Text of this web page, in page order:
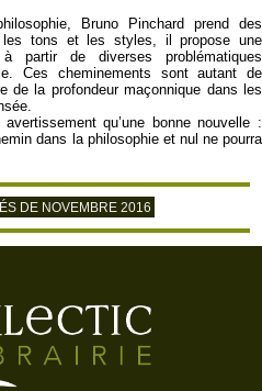
Bruno Pinchard prend des
tons et les styles, il propose une
partir de diverses problématiques
Ces cheminements sont autant de
de la profondeur maçonnique dans les
qu’une bonne nouvelle :
dans la philosophie et nul ne pourra
DE NOVEMBRE 2016